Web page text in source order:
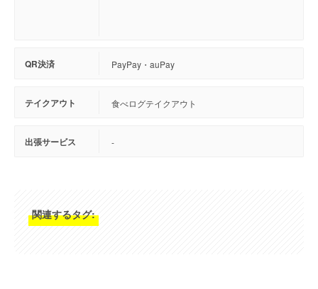
QR決済 PayPay・auPay
テイクアウト 食べログテイクアウト
出張サービス -
関連するタグ: